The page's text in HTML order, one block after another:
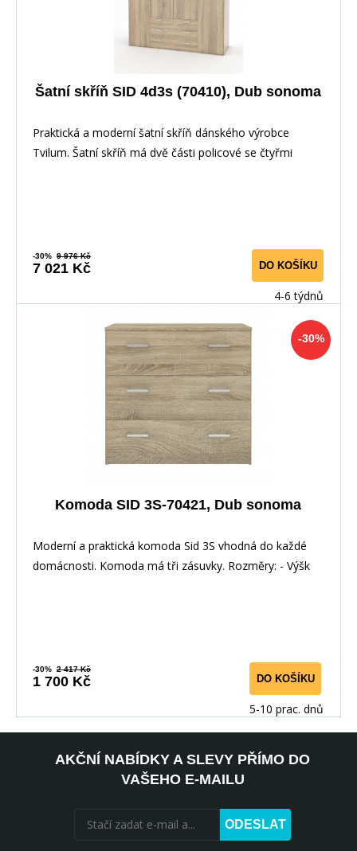
Šatní skříň SID 4d3s (70410), Dub sonoma
Praktická a moderní šatní skříň dánského výrobce
Tvilum. Šatní skříň má dvě části policové se čtyřmi
-30% 9 976 Kč
7 021 Kč DO KOŠÍKU
4-6 týdnů
-30%
Komoda SID 3S-70421, Dub sonoma
Moderní a praktická komoda Sid 3S vhodná do každé
domácnosti. Komoda má tři zásuvky. Rozměry: - Výšk
-30% 2 417 Kč
1 700 Kč DO KOŠÍKU
5-10 prac. dnů
AKČNÍ NABÍDKY A SLEVY PŘÍMO DO
VAŠEHO E-MAILU
ODESLAT